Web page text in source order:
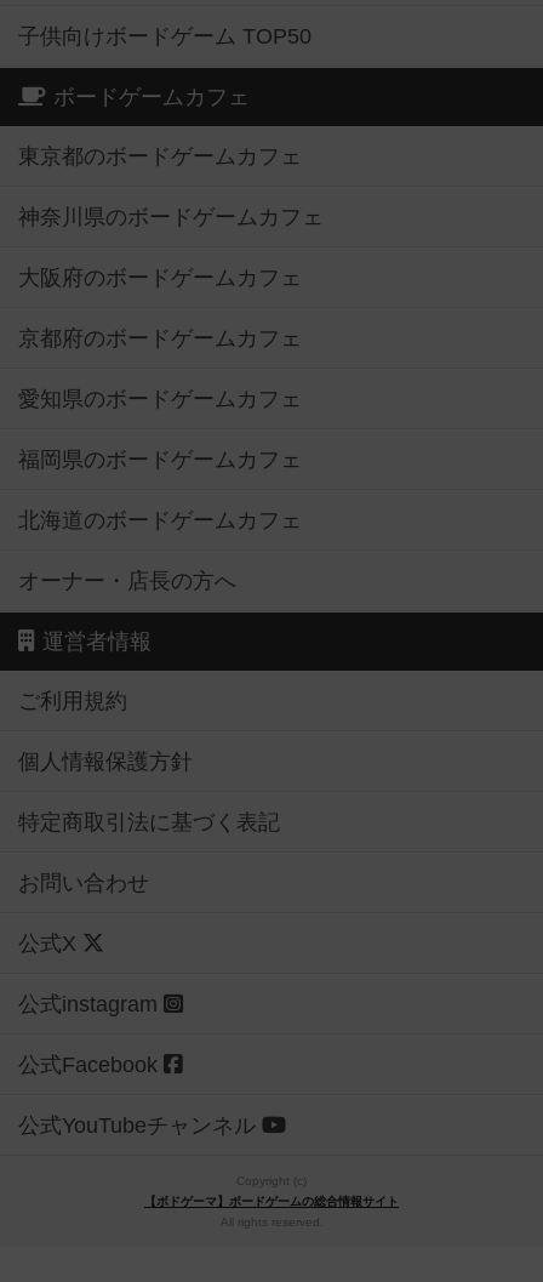
子供向けボードゲーム TOP50
ボードゲームカフェ
東京都のボードゲームカフェ
神奈川県のボードゲームカフェ
大阪府のボードゲームカフェ
京都府のボードゲームカフェ
愛知県のボードゲームカフェ
福岡県のボードゲームカフェ
北海道のボードゲームカフェ
オーナー・店長の方へ
運営者情報
ご利用規約
個人情報保護方針
特定商取引法に基づく表記
お問い合わせ
公式X
公式instagram
公式Facebook
公式YouTubeチャンネル
Copyright (c)
【ボドゲーマ】ボードゲームの総合情報サイト
All rights reserved.